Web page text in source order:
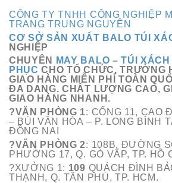
CÔNG TY TNHH CÔNG NGHIỆP
TRANG TRUNG NGUYÊN
CƠ SỞ SẢN XUẤT BALO TÚI
NGHIỆP
CHUYÊN
MAY BALO –TÚI XÁCH
PHỤC CHO TỔ CHỨC, TRƯỜNG
GIAO HÀNG MIỄN PHÍ TOÀN
ĐA DANG. CHẤT LƯỢNG CAO,
GIAO HÀNG NHANH.
?VĂN PHÒNG 1: CỔNG 11, CAO
– BÙI VĂN HÒA – P. LONG BÌNH
ĐỒNG NAI
?VĂN PHÒNG 2: 108B, ĐƯỜNG
PHƯỜNG 17, Q. GÒ VẤP, TP. HỒ
?XƯỞNG 1: 109 QUÁCH ĐÌNH
THẠNH, Q. TÂN PHÚ, TP. HCM.